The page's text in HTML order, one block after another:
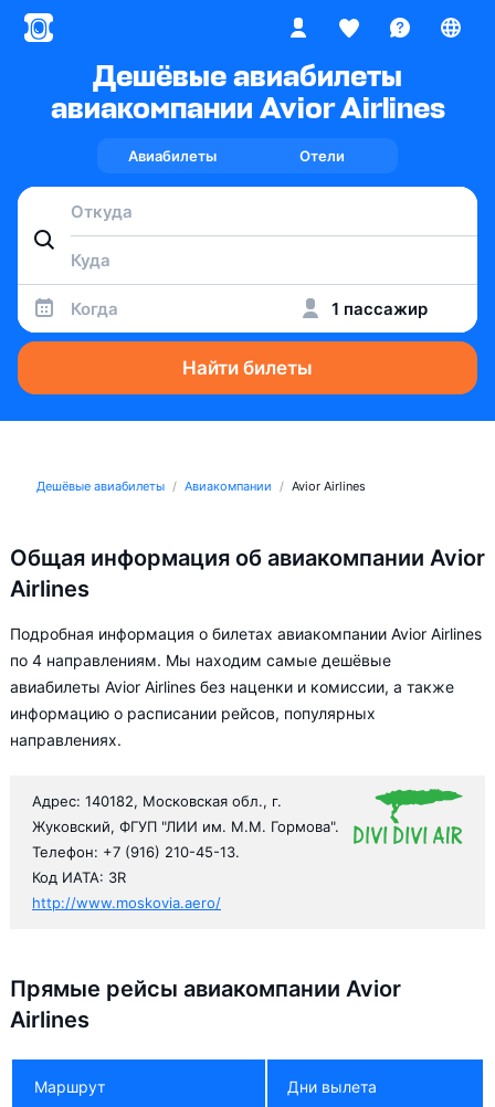
Дешёвые авиабилеты
авиакомпании Avior Airlines
Авиабилеты Отели
Когда 1 пассажир
Найти билеты
Дешёвые авиабилеты Авиакомпании Avior Airlines
Общая информация об авиакомпании Avior
Airlines
Подробная информация о билетах авиакомпании Avior Airlines
по 4 направлениям. Мы находим самые дешёвые
авиабилеты Avior Airlines без наценки и комиссии, а также
информацию о расписании рейсов, популярных
направлениях.
Адрес: 140182, Московская обл., г.
Жуковский, ФГУП "ЛИИ им. М.М. Гормова".
Телефон: +7 (916) 210-45-13.
Код ИАТА: 3R
http://www.moskovia.aero/
Прямые рейсы авиакомпании Avior
Airlines
Маршрут Дни вылета